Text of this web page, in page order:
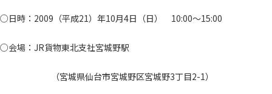
○日時：2009（平成21）年10月4日（日） 10:00～15:00
○会場：JR貨物東北支社宮城野駅
（宮城県仙台市宮城野区宮城野3丁目2-1）